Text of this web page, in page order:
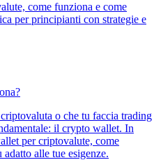
come funziona e come
per principianti con strategie e
o che tu faccia trading
il crypto wallet. In
per criptovalute, come
alle tue esigenze.